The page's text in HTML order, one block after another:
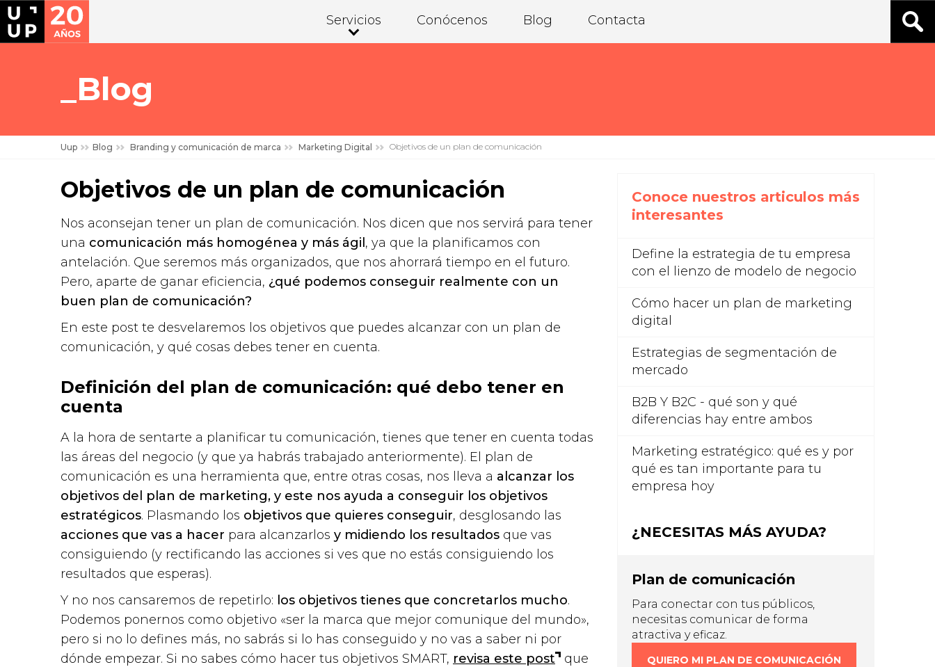
Servicios Conócenos Blog Contacta
Blog
Uup Blog Branding y comunicación de marca Marketing Digital Objetivos de un plan de comunicación
Objetivos de un plan de comunicación
Nos aconsejan tener un plan de comunicación. Nos dicen que nos servirá para tener
una comunicación más homogénea y más ágil , ya que la planificamos con
antelación. Que seremos más organizados, que nos ahorrará tiempo en el futuro.
Pero, aparte de ganar eficiencia, ¿qué podemos conseguir realmente con un
buen plan de comunicación?
En este post te desvelaremos los objetivos que puedes alcanzar con un plan de
comunicación, y qué cosas debes tener en cuenta.
Definición del plan de comunicación: qué debo tener en
cuenta
A la hora de sentarte a planificar tu comunicación, tienes que tener en cuenta todas
las áreas del negocio (y que ya habrás trabajado anteriormente). El plan de
comunicación es una herramienta que, entre otras cosas, nos lleva a alcanzar los
objetivos del plan de marketing, y este nos ayuda a conseguir los objetivos
estratégicos. Plasmando los objetivos que quieres conseguir, desglosando las
acciones que vas a hacer para alcanzarlos y midiendo los resultados que vas
consiguiendo (y rectificando las acciones si ves que no estás consiguiendo los
resultados que esperas).
Y no nos cansaremos de repetirlo: los objetivos tienes que concretarlos mucho.
Podemos ponernos como objetivo «ser la marca que mejor comunique del mundo»,
pero si no lo defines más, no sabrás si lo has conseguido y no vas a saber ni por
dónde empezar. Si no sabes cómo hacer tus objetivos SMART, revisa este post
que
Conoce nuestros articulos más
interesantes
Define la estrategia de tu empresa
con el lienzo de modelo de negocio
Cómo hacer un plan de marketing
digital
Estrategias de segmentación de
mercado
B2B Y B2C - qué son y qué
diferencias hay entre ambos
Marketing estratégico: qué es y por
qué es tan importante para tu
empresa hoy
¿NECESITAS MÁS AYUDA?
Plan de comunicación
Para conectar con tus públicos,
necesitas comunicar de forma
atractiva y eficaz.
QUIERO MI PLAN DE COMUNICACIÓN